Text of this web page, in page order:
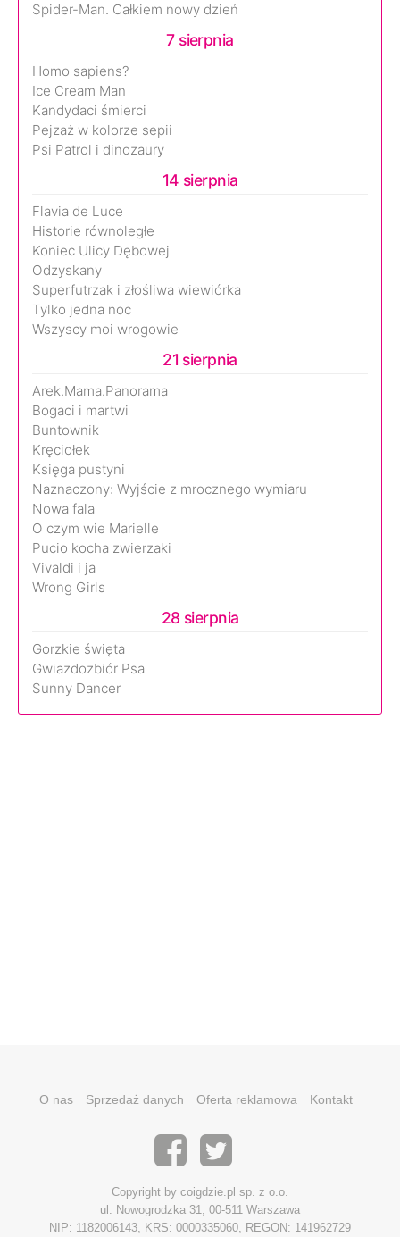
Spider-Man. Całkiem nowy dzień
7 sierpnia
Homo sapiens?
Ice Cream Man
Kandydaci śmierci
Pejzaż w kolorze sepii
Psi Patrol i dinozaury
14 sierpnia
Flavia de Luce
Historie równoległe
Koniec Ulicy Dębowej
Odzyskany
Superfutrzak i złośliwa wiewiórka
Tylko jedna noc
Wszyscy moi wrogowie
21 sierpnia
Arek.Mama.Panorama
Bogaci i martwi
Buntownik
Kręciołek
Księga pustyni
Naznaczony: Wyjście z mrocznego wymiaru
Nowa fala
O czym wie Marielle
Pucio kocha zwierzaki
Vivaldi i ja
Wrong Girls
28 sierpnia
Gorzkie święta
Gwiazdozbiór Psa
Sunny Dancer
O nas Sprzedaż danych Oferta reklamowa Kontakt
Copyright by coigdzie.pl sp. z o.o.
ul. Nowogrodzka 31, 00-511 Warszawa
NIP: 1182006143, KRS: 0000335060, REGON: 141962729